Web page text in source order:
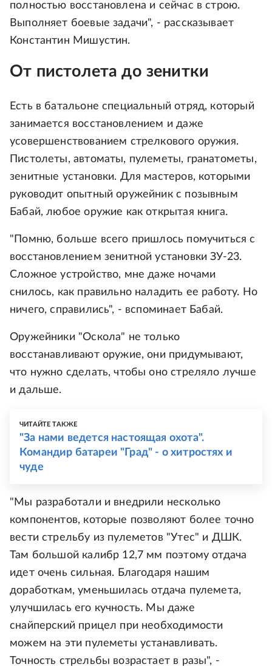
полностью восстановлена и сейчас в строю.
Выполняет боевые задачи", - рассказывает
Константин Мишустин.
От пистолета до зенитки
Есть в батальоне специальный отряд, который
занимается восстановлением и даже
усовершенствованием стрелкового оружия.
Пистолеты, автоматы, пулеметы, гранатометы,
зенитные установки. Для мастеров, которыми
руководит опытный оружейник с позывным
Бабай, любое оружие как открытая книга.
"Помню, больше всего пришлось помучиться с
восстановлением зенитной установки ЗУ-23.
Сложное устройство, мне даже ночами
снилось, как правильно наладить ее работу. Но
ничего, справились", - вспоминает Бабай.
Оружейники "Оскола" не только
восстанавливают оружие, они придумывают,
что нужно сделать, чтобы оно стреляло лучше
и дальше.
ЧИТАЙТЕ ТАКЖЕ
"За нами ведется настоящая охота".
Командир батареи "Град" - о хитростях и
чуде
"Мы разработали и внедрили несколько
компонентов, которые позволяют более точно
вести стрельбу из пулеметов "Утес" и ДШК.
Там большой калибр 12,7 мм поэтому отдача
идет очень сильная. Благодаря нашим
доработкам, уменьшилась отдача пулемета,
улучшилась его кучность. Мы даже
снайперский прицел при необходимости
можем на эти пулеметы устанавливать.
Точность стрельбы возрастает в разы", -